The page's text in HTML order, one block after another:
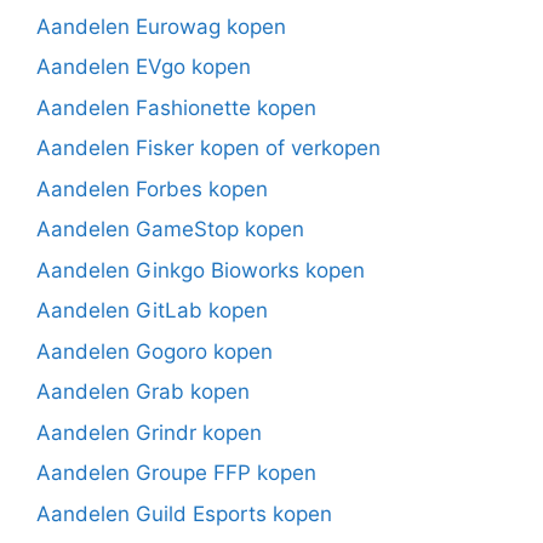
Aandelen Eurowag kopen
Aandelen EVgo kopen
Aandelen Fashionette kopen
Aandelen Fisker kopen of verkopen
Aandelen Forbes kopen
Aandelen GameStop kopen
Aandelen Ginkgo Bioworks kopen
Aandelen GitLab kopen
Aandelen Gogoro kopen
Aandelen Grab kopen
Aandelen Grindr kopen
Aandelen Groupe FFP kopen
Aandelen Guild Esports kopen